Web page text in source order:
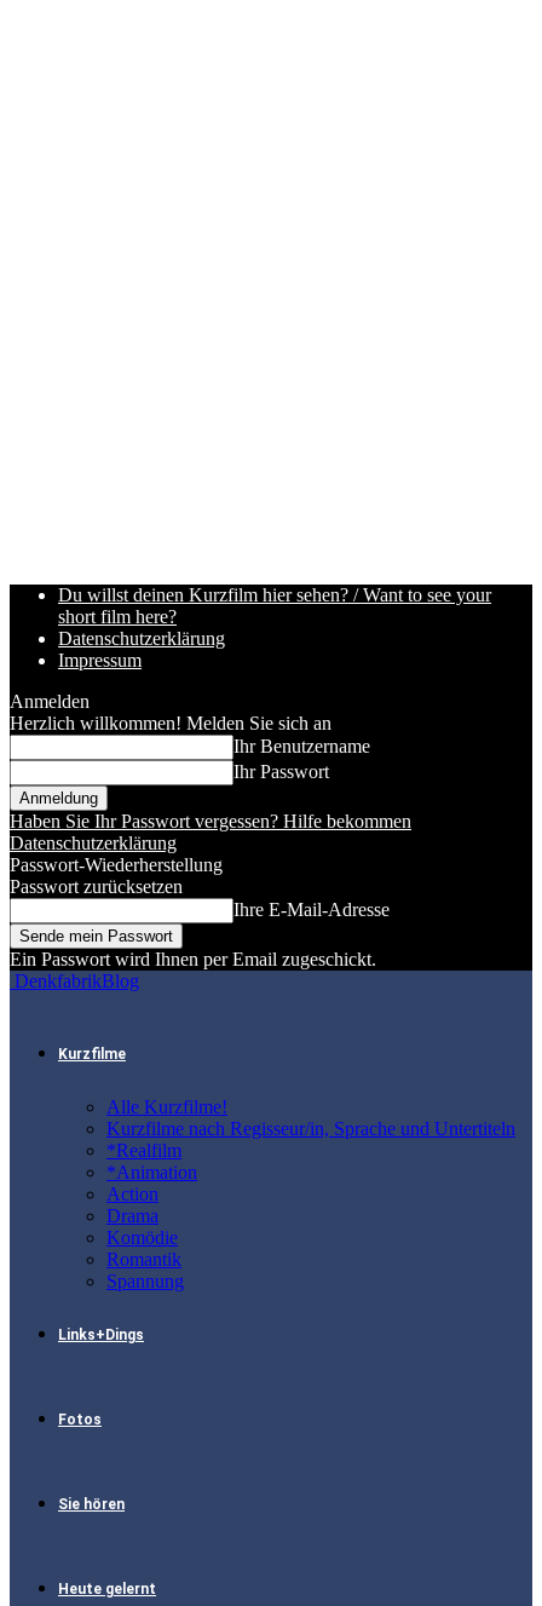
Du willst deinen Kurzfilm hier sehen? / Want to see your
short film here?
Datenschutzerklärung
Impressum
Anmelden
Herzlich willkommen! Melden Sie sich an
Ihr Benutzername
Ihr Passwort
Haben Sie Ihr Passwort vergessen? Hilfe bekommen
Datenschutzerklärung
Passwort-Wiederherstellung
Passwort zurücksetzen
Ihre E-Mail-Adresse
Ein Passwort wird Ihnen per Email zugeschickt.
DenkfabrikBlog
Kurzfilme
Alle Kurzfilme!
Kurzfilme nach Regisseur/in, Sprache und Untertiteln
*Realfilm
*Animation
Action
Drama
Komödie
Romantik
Spannung
Links+Dings
Fotos
Sie hören
Heute gelernt